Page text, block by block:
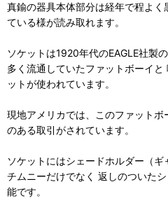
真鍮の器具本体部分は経年で程よ
ている様が読み取れます。
ソケットは1920年代のEAGLE社製
多く流通していたファットボーイ
ットが使われています。
現地アメリカでは、このファット
のある取引がされています。
ソケットにはシェードホルダー（ギ
チムニーだけでなく 返しのついた
能です。